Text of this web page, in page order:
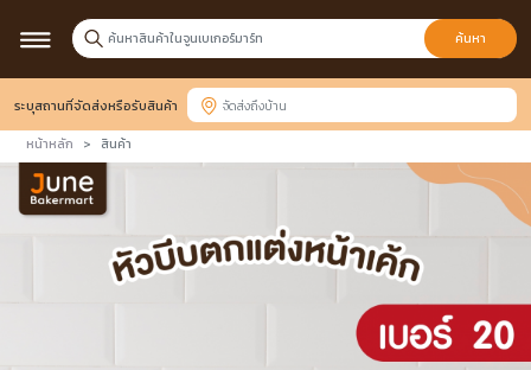
ค้นหา
ระบุสถานที่จัดส่งหรือรับสินค้า
หน้าหลัก สินค้า